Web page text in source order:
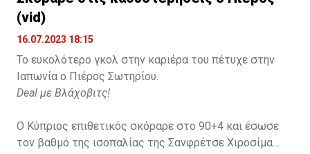
(vid)
16.07.2023 18:15
Το ευκολότερο γκολ στην καριέρα του πέτυχε στην
Ιαπωνία ο Πιέρος Σωτηρίου.
Deal με Βλάχοβιτς!
Ο Κύπριος επιθετικός σκόραρε στο 90+4 και έσωσε
τον βαθμό της ισοπαλίας της Σανφρέτσε Χιροσίμα